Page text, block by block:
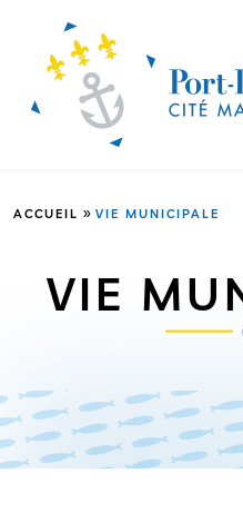
ACCUEIL » VIE MUNICIPALE
VIE